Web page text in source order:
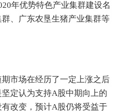
年优势特色产业集群建设名
、广东农垦生猪产业集群等
市场在经历了一定上涨之后
定认为支持A股中期向上的
改变，预计A股仍将受益于